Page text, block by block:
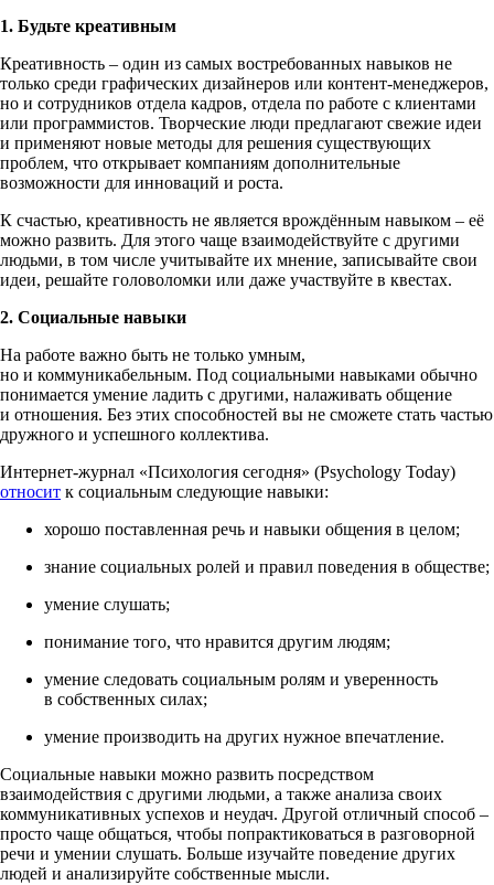
1. Будьте креативным
Креативность – один из самых востребованных навыков не
только среди графических дизайнеров или контент-менеджеров,
но и сотрудников отдела кадров, отдела по работе с клиентами
или программистов. Творческие люди предлагают свежие идеи
и применяют новые методы для решения существующих
проблем, что открывает компаниям дополнительные
возможности для инноваций и роста.
К счастью, креативность не является врождённым навыком – её
можно развить. Для этого чаще взаимодействуйте с другими
людьми, в том числе учитывайте их мнение, записывайте свои
идеи, решайте головоломки или даже участвуйте в квестах.
2. Социальные навыки
На работе важно быть не только умным,
но и коммуникабельным. Под социальными навыками обычно
понимается умение ладить с другими, налаживать общение
и отношения. Без этих способностей вы не сможете стать частью
дружного и успешного коллектива.
Интернет-журнал «Психология сегодня» (Psychology Today)
относит к социальным следующие навыки:
хорошо поставленная речь и навыки общения в целом;
знание социальных ролей и правил поведения в обществе;
умение слушать;
понимание того, что нравится другим людям;
умение следовать социальным ролям и уверенность
в собственных силах;
умение производить на других нужное впечатление.
Социальные навыки можно развить посредством
взаимодействия с другими людьми, а также анализа своих
коммуникативных успехов и неудач. Другой отличный способ –
просто чаще общаться, чтобы попрактиковаться в разговорной
речи и умении слушать. Больше изучайте поведение других
людей и анализируйте собственные мысли.